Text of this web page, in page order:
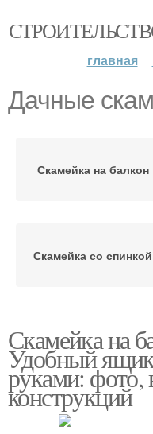
главная
Дачные
Скамейка на балкон
Скамейка со спинкой
Скамейка с ящиком
Скамейка на
Удобный
руками: фото,
конструкций